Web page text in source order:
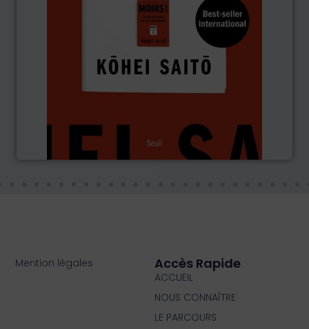
Accès Rapide
ACCUEIL
NOUS CONNAÎTRE
LE PARCOURS
Mention légales